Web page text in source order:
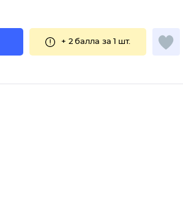
+ 2 балла за 1 шт.